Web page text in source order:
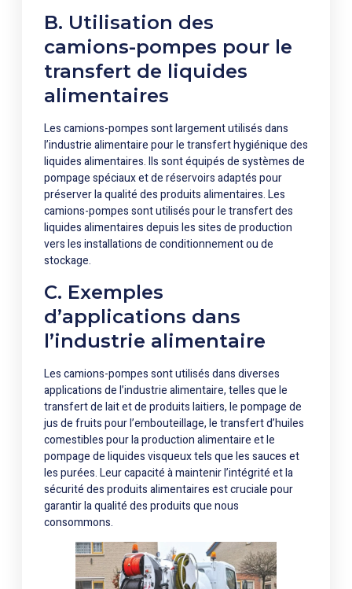
B. Utilisation des
camions-pompes pour le
transfert de liquides
alimentaires
Les camions-pompes sont largement utilisés dans
l’industrie alimentaire pour le transfert hygiénique des
liquides alimentaires. Ils sont équipés de systèmes de
pompage spéciaux et de réservoirs adaptés pour
préserver la qualité des produits alimentaires. Les
camions-pompes sont utilisés pour le transfert des
liquides alimentaires depuis les sites de production
vers les installations de conditionnement ou de
stockage.
C. Exemples
d’applications dans
l’industrie alimentaire
Les camions-pompes sont utilisés dans diverses
applications de l’industrie alimentaire, telles que le
transfert de lait et de produits laitiers, le pompage de
jus de fruits pour l’embouteillage, le transfert d’huiles
comestibles pour la production alimentaire et le
pompage de liquides visqueux tels que les sauces et
les purées. Leur capacité à maintenir l’intégrité et la
sécurité des produits alimentaires est cruciale pour
garantir la qualité des produits que nous
consommons.